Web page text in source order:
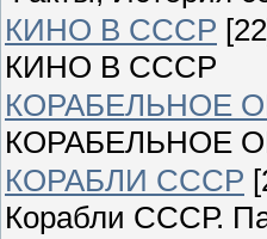
КИНО В СССР
КИНО В СССР
КОРАБЕЛЬНОЕ
КОРАБЕЛЬНОЕ
КОРАБЛИ СССР
Корабли СССР.